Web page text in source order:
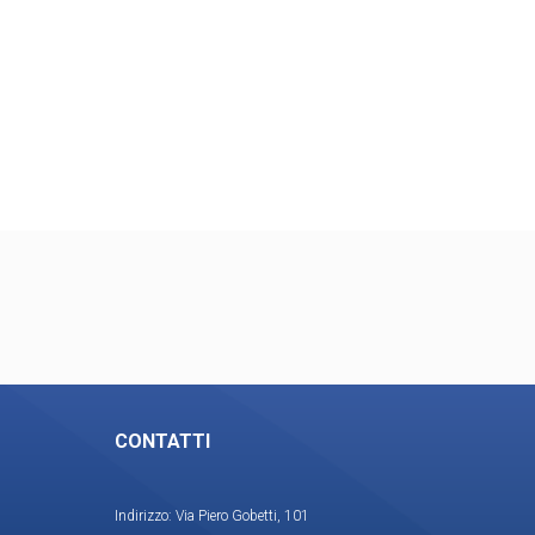
CONTATTI
Indirizzo: Via Piero Gobetti, 101